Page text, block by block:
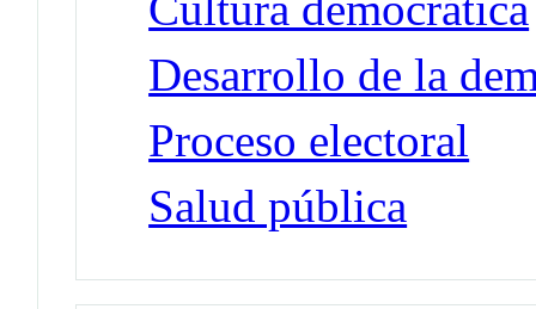
Desarrollo de la
Proceso electoral
Salud pública